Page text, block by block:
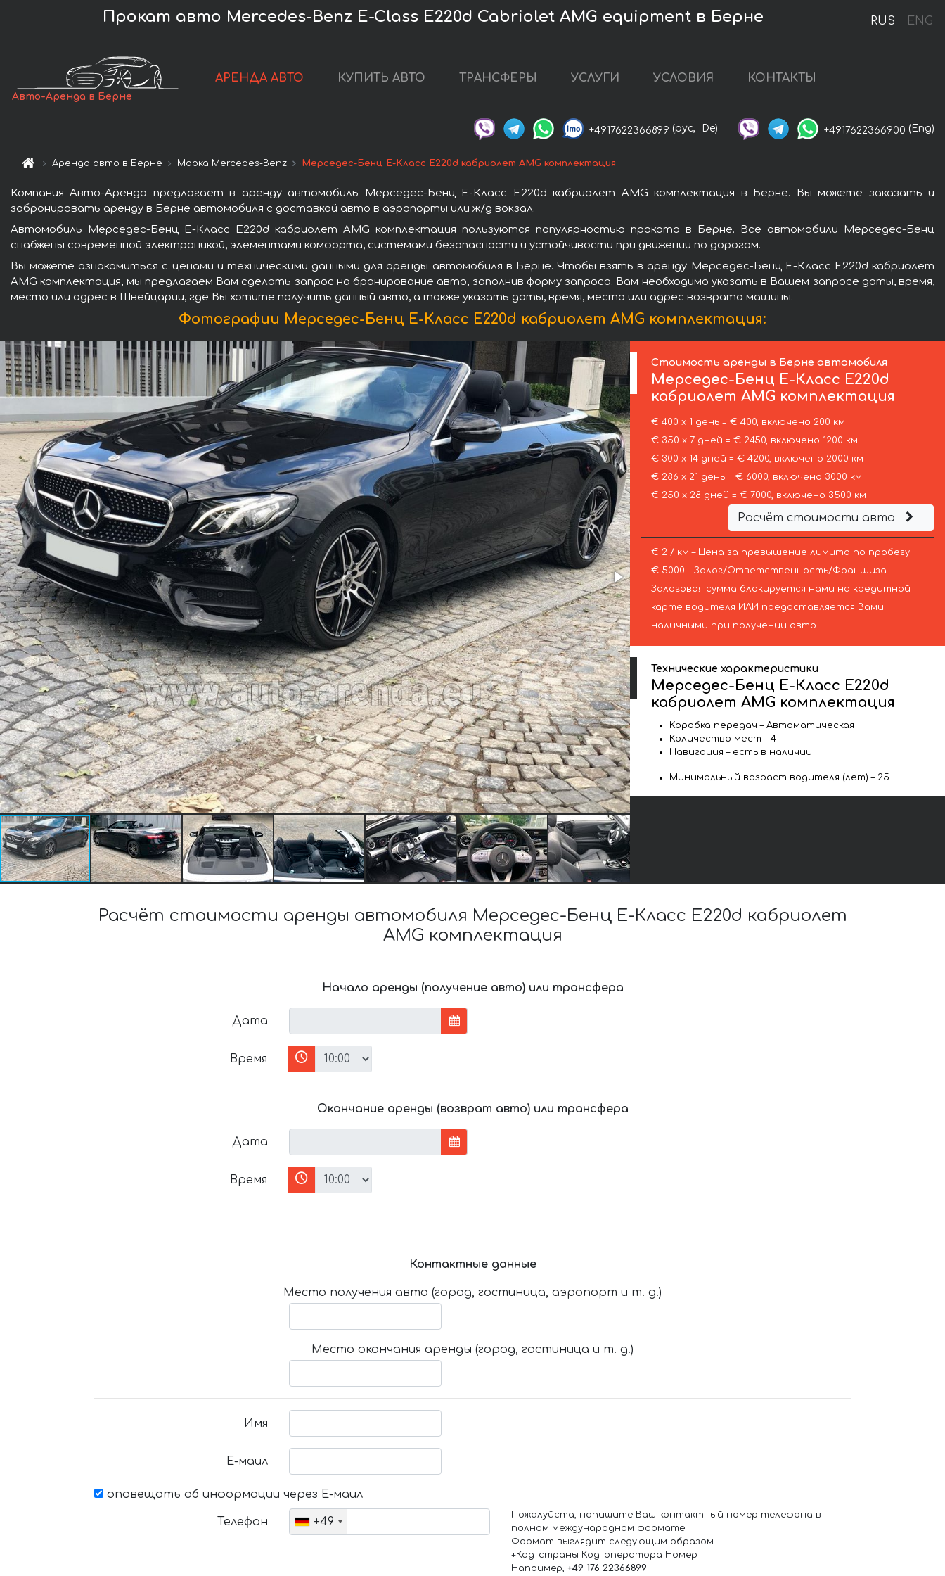
RUS ENG
Прокат авто Mercedes-Benz E-Class E220d Cabriolet AMG equipment в Берне
Авто-Аренда в Берне
АРЕНДА АВТО КУПИТЬ АВТО ТРАНСФЕРЫ УСЛУГИ УСЛОВИЯ КОНТАКТЫ
+4917622366899 (рус, De) +4917622366900 (Eng)
Аренда авто в Берне Марка Mercedes-Benz Мерседес-Бенц E-Класс E220d кабриолет AMG комплектация
Компания Авто-Аренда предлагает в аренду автомобиль Мерседес-Бенц E-Класс E220d кабриолет AMG комплектация в Берне. Вы можете заказать и
забронировать аренду в Берне автомобиля с доставкой авто в аэропорты или ж/д вокзал.
Автомобиль Мерседес-Бенц E-Класс E220d кабриолет AMG комплектация пользуются популярностью проката в Берне. Все автомобили Мерседес-Бенц
снабжены современной электроникой, элементами комфорта, системами безопасности и устойчивости при движении по дорогам.
Вы можете ознакомиться с ценами и техническими данными для аренды автомобиля в Берне. Чтобы взять в аренду Мерседес-Бенц E-Класс E220d кабриолет
AMG комплектация, мы предлагаем Вам сделать запрос на бронирование авто, заполнив форму запроса. Вам необходимо указать в Вашем запросе даты, время,
место или адрес в Швейцарии, где Вы хотите получить данный авто, а также указать даты, время, место или адрес возврата машины.
Фотографии Мерседес-Бенц E-Класс E220d кабриолет AMG комплектация:
Стоимость аренды в Берне автомобиля
Мерседес-Бенц E-Класс E220d
кабриолет AMG комплектация
€ 400 х 1 день = € 400, включено 200 км
€ 350 х 7 дней = € 2450, включено 1200 км
€ 300 х 14 дней = € 4200, включено 2000 км
€ 286 х 21 день = € 6000, включено 3000 км
€ 250 х 28 дней = € 7000, включено 3500 км
Расчёт стоимости авто
€ 2 / км – Цена за превышение лимита по пробегу
€ 5000 – Залог/Ответственность/Франшиза.
Залоговая сумма блокируется нами на кредитной
карте водителя ИЛИ предоставляется Вами
наличными при получении авто.
Технические характеристики
Мерседес-Бенц E-Класс E220d
кабриолет AMG комплектация
Коробка передач – Автоматическая
Количество мест – 4
Навигация – есть в наличии
Минимальный возраст водителя (лет) – 25
Расчёт стоимости аренды автомобиля Мерседес-Бенц E-Класс E220d кабриолет
AMG комплектация
Начало аренды (получение авто) или трансфера
Дата
Время
Окончание аренды (возврат авто) или трансфера
Дата
Время
Контактные данные
Место получения авто (город, гостиница, аэропорт и т. д.)
Место окончания аренды (город, гостиница и т. д.)
Имя
Е-маил
оповещать об информации через Е-маил
Телефон +49
Пожалуйста, напишите Ваш контактный номер телефона в
полном международном формате.
Формат выглядит следующим образом:
+Код_страны Код_оператора Номер
Например, +49 176 22366899